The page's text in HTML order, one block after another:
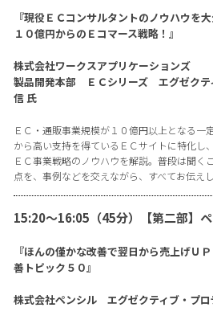
『現役ＥＣコンサルタントのノウハウを
１０億円からのＥコマース戦略！』
株式会社ワークスアプリケーションズ
製品開発本部 ＥＣシリーズ エグゼク
信 氏
ＥＣ・通販事業規模が１０億円以上となる一
から高い支持を得ているＥＣサイトに特化し
ＥＣ事業戦略のノウハウを解説。普段は聞く
点を、事例などを交えながら、すべてお伝えし
15:20〜16:05（45分）【第二部】
『ほんの僅かな改善で翌日から売上げＵ
善トピック５０』
株式会社ペンシル エグゼクティブ・プ